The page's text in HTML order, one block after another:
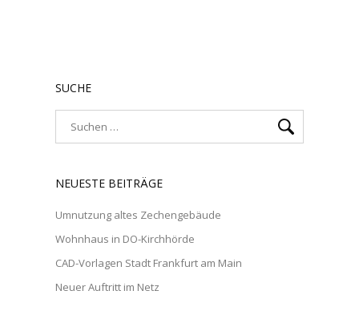
SUCHE
NEUESTE BEITRÄGE
Umnutzung altes Zechengebäude
Wohnhaus in DO-Kirchhörde
CAD-Vorlagen Stadt Frankfurt am Main
Neuer Auftritt im Netz